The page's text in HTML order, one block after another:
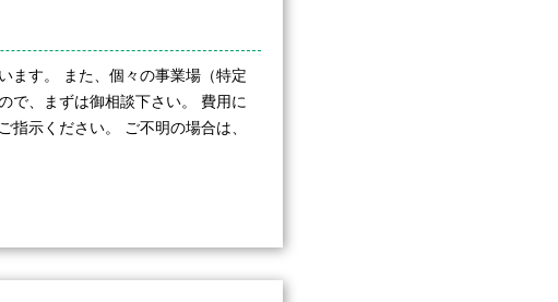
ます。 また、個々の事業場（特定
で、まずは御相談下さい。 費用に
示ください。 ご不明の場合は、